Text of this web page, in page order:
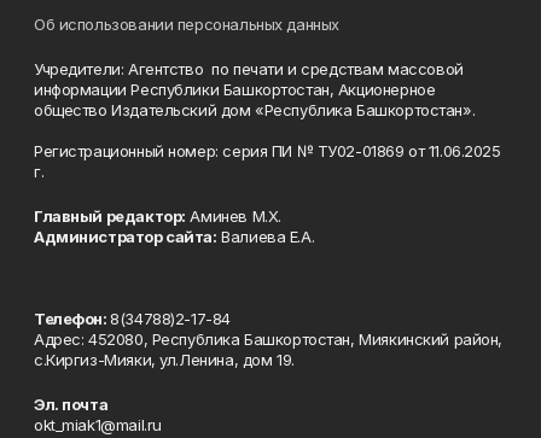
Об использовании персональных данных
Учредители: Агентство по печати и средствам массовой
информации Республики Башкортостан, Акционерное
общество Издательский дом «Республика Башкортостан».
Регистрационный номер: серия ПИ № ТУ02-01869 от 11.06.2025
г.
Главный редактор: Аминев М.Х.
Администратор сайта: Валиева Е.А.
Телефон:8(34788)2-17-84
Адрес: 452080, Республика Башкортостан, Миякинский район,
с.Киргиз-Мияки, ул.Ленина, дом 19.
Эл. почта
okt_miak1@mail.ru